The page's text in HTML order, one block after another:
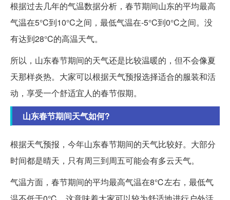
根据过去几年的气温数据分析，春节期间山东的平均最高
气温在5°C到10°C之间，最低气温在-5°C到0°C之间。没
有达到28°C的高温天气。
所以，山东春节期间的天气还是比较温暖的，但不会像夏
天那样炎热。大家可以根据天气预报选择适合的服装和活
动，享受一个舒适宜人的春节假期。
山东春节期间天气如何?
根据天气预报，今年山东春节期间的天气比较好。大部分
时间都是晴天，只有周三到周五可能会有多云天气。
气温方面，春节期间的平均最高气温在8℃左右，最低气